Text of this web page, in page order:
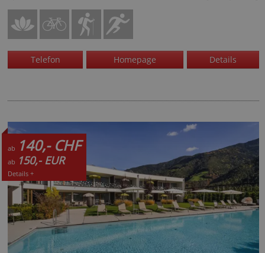
Telefon Homepage Details
ab 140,- CHF
ab 150,- EUR
Details +